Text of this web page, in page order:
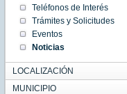
Teléfonos de Interés
Trámites y Solicitudes
Eventos
Noticias
LOCALIZACIÓN
MUNICIPIO